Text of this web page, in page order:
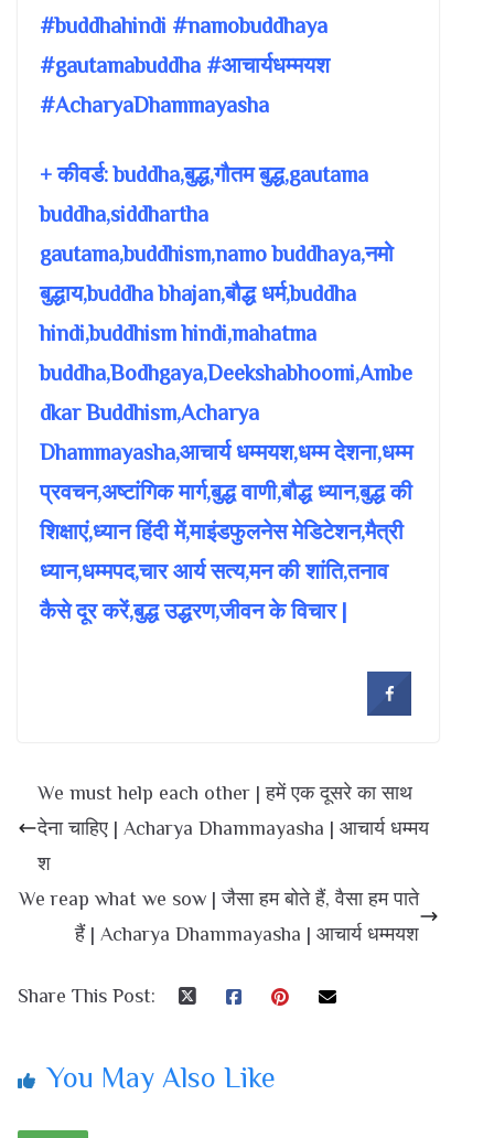
#buddhahindi #namobuddhaya
#gautamabuddha #आचार्यधम्मयश
#AcharyaDhammayasha
+ कीवर्ड: buddha,बुद्ध,गौतम बुद्ध,gautama
buddha,siddhartha
gautama,buddhism,namo buddhaya,नमो
बुद्धाय,buddha bhajan,बौद्ध धर्म,buddha
hindi,buddhism hindi,mahatma
buddha,Bodhgaya,Deekshabhoomi,Ambe
dkar Buddhism,Acharya
Dhammayasha,आचार्य धम्मयश,धम्म देशना,धम्म
प्रवचन,अष्टांगिक मार्ग,बुद्ध वाणी,बौद्ध ध्यान,बुद्ध की
शिक्षाएं,ध्यान हिंदी में,माइंडफुलनेस मेडिटेशन,मैत्री
ध्यान,धम्मपद,चार आर्य सत्य,मन की शांति,तनाव
कैसे दूर करें,बुद्ध उद्धरण,जीवन के विचार |
We must help each other | हमें एक दूसरे का साथ
देना चाहिए | Acharya Dhammayasha | आचार्य धम्मय
श
We reap what we sow | जैसा हम बोते हैं, वैसा हम पाते
हैं | Acharya Dhammayasha | आचार्य धम्मयश
Share This Post:
You May Also Like